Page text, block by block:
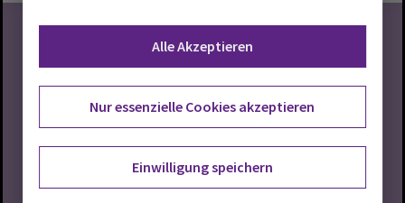
10
08.2026
Alle Akzeptieren
Nur essenzielle Cookies akzeptieren
Einwilligung speichern